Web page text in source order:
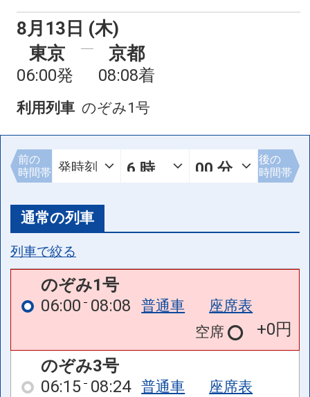
8月13日 (木)
東京
06:00発
京都
08:08着
利用列車 のぞみ1号
前の
時間帯
後の
時間帯
通常の列車
列車で絞る
のぞみ1号
06:00 08:08 普通車
座席表
空席
+0円
のぞみ3号
06:15 08:24 普通車
座席表